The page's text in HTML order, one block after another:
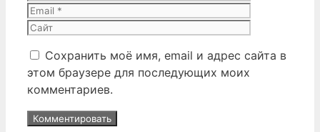
Сохранить моё имя, email и адрес сайта в
этом браузере для последующих моих
комментариев.